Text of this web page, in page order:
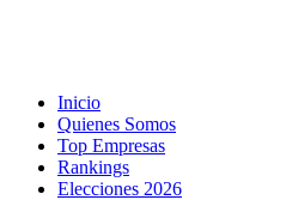
Inicio
Quienes Somos
Top Empresas
Rankings
Elecciones 2026